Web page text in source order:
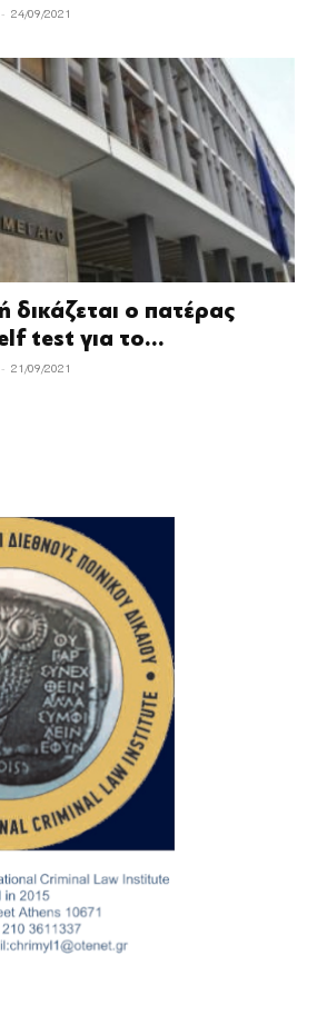
- 24/09/2021
ο πατέρας
test για το...
- 21/09/2021